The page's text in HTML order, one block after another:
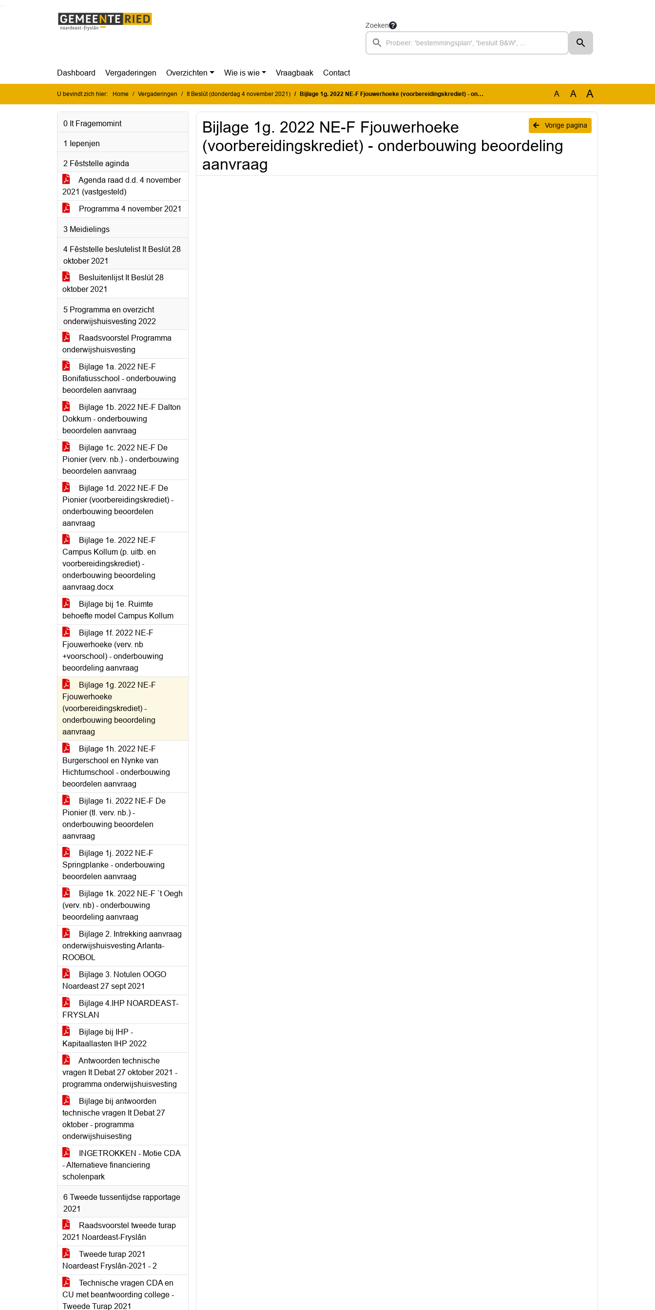
Ga naar de inhoud van deze pagina
Ga naar het zoeken
Ga naar het menu
Zoeken
Dashboard Vergaderingen Overzichten Wie is wie Vraagbaak Contact
U bevindt zich hier: Home Vergaderingen It Beslút (donderdag 4 november 2021) Bijlage 1g. 2022 NE-F Fjouwerhoeke (voorbereidingskrediet) - onderbouwing beoordeling aanvraag A A A
0 It Fragemomint
1 Iepenjen
2 Fêststelle aginda
Agenda raad d.d. 4 november
2021 (vastgesteld)
Programma 4 november 2021
3 Meidielings
4 Fêststelle beslutelist It Beslút 28
oktober 2021
Besluitenlijst It Beslút 28
oktober 2021
5 Programma en overzicht
onderwijshuisvesting 2022
Raadsvoorstel Programma
onderwijshuisvesting
Bijlage 1a. 2022 NE-F
Bonifatiusschool - onderbouwing
beoordelen aanvraag
Bijlage 1b. 2022 NE-F Dalton
Dokkum - onderbouwing
beoordelen aanvraag
Bijlage 1c. 2022 NE-F De
Pionier (verv. nb.) - onderbouwing
beoordelen aanvraag
Bijlage 1d. 2022 NE-F De
Pionier (voorbereidingskrediet) -
onderbouwing beoordelen
aanvraag
Bijlage 1e. 2022 NE-F
Campus Kollum (p. uitb. en
voorbereidingskrediet) -
onderbouwing beoordeling
aanvraag.docx
Bijlage bij 1e. Ruimte
behoefte model Campus Kollum
Bijlage 1f. 2022 NE-F
Fjouwerhoeke (verv. nb
+voorschool) - onderbouwing
beoordeling aanvraag
Bijlage 1g. 2022 NE-F
Fjouwerhoeke
(voorbereidingskrediet) -
onderbouwing beoordeling
aanvraag
Bijlage 1h. 2022 NE-F
Burgerschool en Nynke van
Hichtumschool - onderbouwing
beoordelen aanvraag
Bijlage 1i. 2022 NE-F De
Pionier (tl. verv. nb.) -
onderbouwing beoordelen
aanvraag
Bijlage 1j. 2022 NE-F
Springplanke - onderbouwing
beoordelen aanvraag
Bijlage 1k. 2022 NE-F `t Oegh
(verv. nb) - onderbouwing
beoordeling aanvraag
Bijlage 2. Intrekking aanvraag
onderwijshuisvesting Arlanta-
ROOBOL
Bijlage 3. Notulen OOGO
Noardeast 27 sept 2021
Bijlage 4.IHP NOARDEAST-
FRYSLAN
Bijlage bij IHP -
Kapitaallasten IHP 2022
Antwoorden technische
vragen It Debat 27 oktober 2021 -
programma onderwijshuisvesting
Bijlage bij antwoorden
technische vragen It Debat 27
oktober - programma
onderwijshuisesting
INGETROKKEN - Motie CDA
- Alternatieve financiering
scholenpark
6 Tweede tussentijdse rapportage
2021
Raadsvoorstel tweede turap
2021 Noardeast-Fryslân
Tweede turap 2021
Noardeast Fryslân-2021 - 2
Technische vragen CDA en
CU met beantwoording college -
Tweede Turap 2021
Vorige pagina
Bijlage 1g. 2022 NE-F Fjouwerhoeke
(voorbereidingskrediet) - onderbouwing beoordeling
aanvraag